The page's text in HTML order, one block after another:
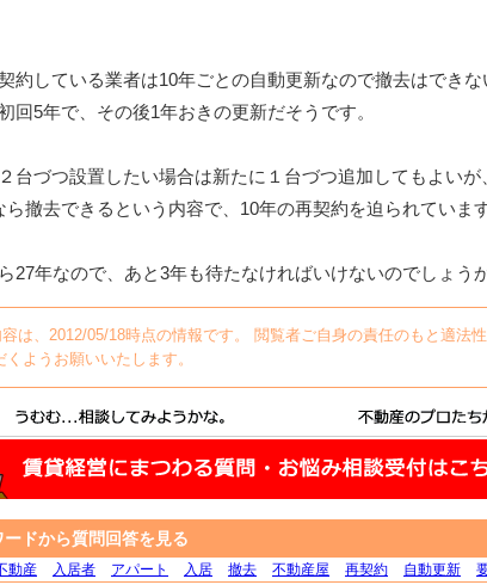
約している業者は10年ごとの自動更新なので撤去はできな
回5年で、その後1年おきの更新だそうです。
台づつ設置したい場合は新たに１台づつ追加してもよい
ら撤去できるという内容で、10年の再契約を迫られています
27年なので、あと3年も待たなければいけないのでしょう
容は、2012/05/18時点の情報です。 閲覧者ご自身の責任のもと適法
ようお願いいたします。
ドから質問回答を見る
動産 入居者 アパート 入居 撤去 不動産屋 再契約 自動更新